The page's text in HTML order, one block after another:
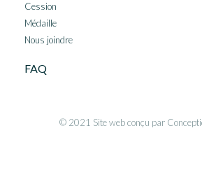
Cession
Médaille
Nous joindre
FAQ
© 2021 Site web conçu par